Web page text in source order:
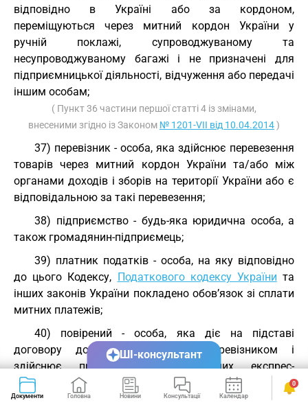
відповідно в Україні або за кордоном,
переміщуються через митний кордон України у
ручній поклажі, супроводжуваному та
несупроводжуваному багажі і не призначені для
підприємницької діяльності, відчуження або передачі
іншим особам;
( Пункт 36 частини першої статті 4 із змінами,
внесеними згідно із Законом № 1201-VII від 10.04.2014)
37) перевізник - особа, яка здійснює перевезення
товарів через митний кордон України та/або між
органами доходів і зборів на території України або є
відповідальною за такі перевезення;
38) підприємство - будь-яка юридична особа, а
також громадянин-підприємець;
39) платник податків - особа, на яку відповідно
до цього Кодексу, Податкового кодексу України та
інших законів України покладено обов’язок зі сплати
митних платежів;
40) повірений - особа, яка діє на підставі
договору доручення з експрес-перевізником і
здійснює пред’явлення міжнародних експрес-
відправлень органу доходів і зборів за
місцезнаходженням одержувача (відправника);
Документи Головна Новини Консультації Календар Сервіси
0
ШІ-консультант